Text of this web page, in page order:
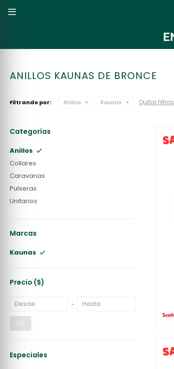

ANILLOS KAUNAS DE BRONCE
Filtrando por: Anillos Kaunas Quitar filtros
Categorías
Anillos
Collares
Caravanas
Pulseras
Unitarios
Marcas
Kaunas
Precio ($)
OK
Especiales